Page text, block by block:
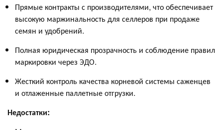
Прямые контракты с производителями, что обеспечивает
высокую маржинальность для селлеров при продаже
семян и удобрений.
Полная юридическая прозрачность и соблюдение правил
маркировки через ЭДО.
Жесткий контроль качества корневой системы саженцев
и отлаженные паллетные отгрузки.
Недостатки: